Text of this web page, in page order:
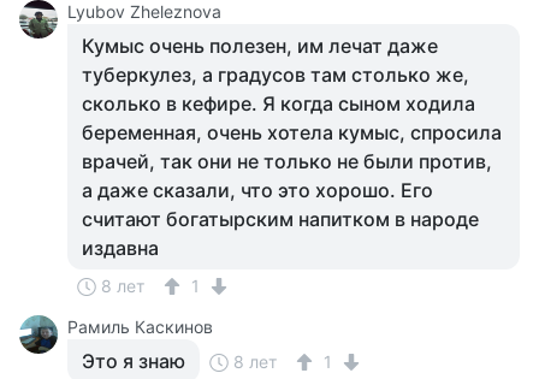
Lyubov Zheleznova
Кумыс очень полезен, им лечат даже
туберкулез, а градусов там столько же,
сколько в кефире. Я когда сыном ходила
беременная, очень хотела кумыс, спросила
врачей, так они не только не были против,
а даже сказали, что это хорошо. Его
считают богатырским напитком в народе
издавна
8 лет
1
Рамиль Каскинов
Это я знаю 8 лет 1